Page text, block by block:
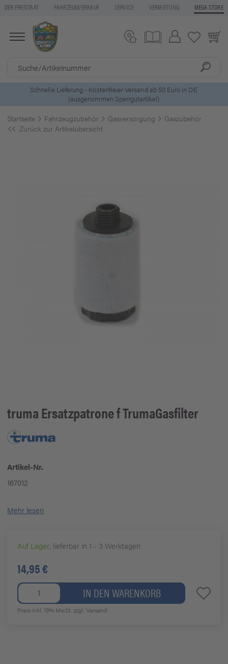
DER FREISTAAT FAHRZEUGVERKAUF SERVICE VERMIETUNG MEGA STORE
Schnelle Lieferung - Kostenfreier Versand ab 50 Euro in DE
(ausgenommen Sperrgutartikel)
Startseite Fahrzeugzubehör Gasversorgung
Gaszubehör
Zurück zur Artikelübersicht
truma Ersatzpatrone f TrumaGasfilter
Artikel-Nr.
167012
Mehr lesen
Auf Lager, lieferbar in 1 - 3 Werktagen
14,95 €
IN DEN WARENKORB
Preis inkl. 19% MwSt.zzgl. Versand